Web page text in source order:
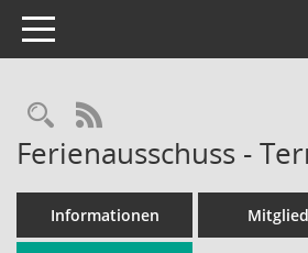
Toggle navigation
Rechercheauswahl
RSS-Feed
Ferienausschuss -
Informationen